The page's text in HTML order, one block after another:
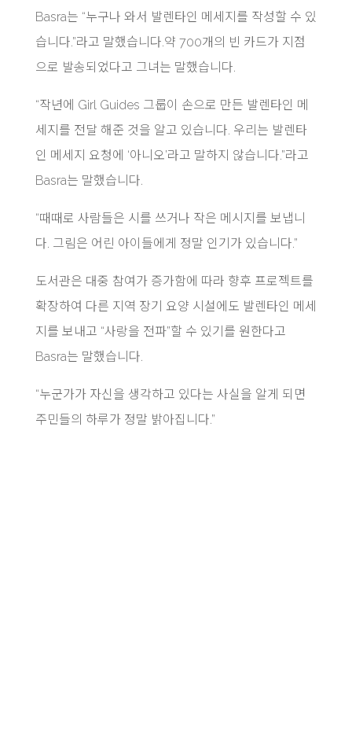
Basra는 “누구나 와서 발렌타인 메세지를 작성할 수 있
습니다.”라고 말했습니다.약 700개의 빈 카드가 지점
으로 발송되었다고 그녀는 말했습니다.
“작년에 Girl Guides 그룹이 손으로 만든 발렌타인 메
세지를 전달 해준 것을 알고 있습니다. 우리는 발렌타
인 메세지 요청에 ‘아니오’라고 말하지 않습니다.”라고
Basra는 말했습니다.
“때때로 사람들은 시를 쓰거나 작은 메시지를 보냅니
다. 그림은 어린 아이들에게 정말 인기가 있습니다.”
도서관은 대중 참여가 증가함에 따라 향후 프로젝트를
확장하여 다른 지역 장기 요양 시설에도 발렌타인 메세
지를 보내고 “사랑을 전파”할 수 있기를 원한다고
Basra는 말했습니다.
“누군가가 자신을 생각하고 있다는 사실을 알게 되면
주민들의 하루가 정말 밝아집니다.”